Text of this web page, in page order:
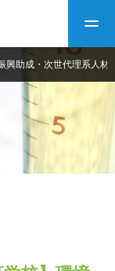
興助成・次世代理系人材